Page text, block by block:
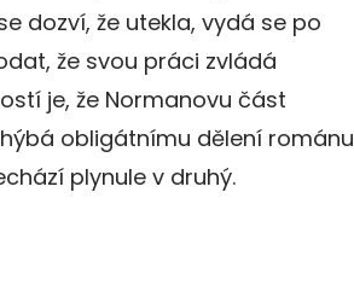
dozví, že utekla, vydá se po
že svou práci zvládá
je, že Normanovu část
obligátnímu dělení románu
plynule v druhý.